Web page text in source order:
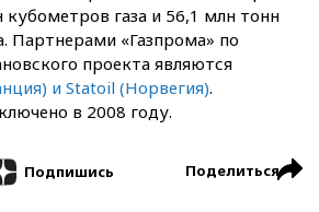
кубометров газа и 56,1 млн тонн
Партнерами «Газпрома» по
проекта являются
и Statoil (Норвегия).
в 2008 году.
Подпишись Поделиться